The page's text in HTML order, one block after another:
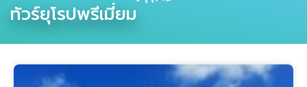
ทัวร์ยุโรปพรีเมี่ยม